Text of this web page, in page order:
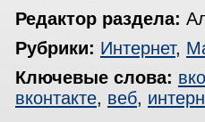
Редактор раздела:
Рубрики: Интернет,
Ключевые слова:
вконтакте, веб,